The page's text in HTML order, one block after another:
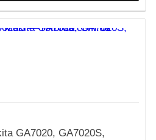
GA7020, GA7020S,